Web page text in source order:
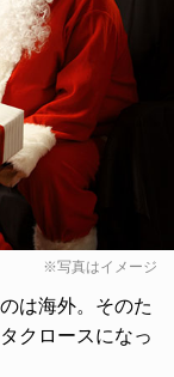
※写真はイメージ
は海外。そのた
クロースになっ